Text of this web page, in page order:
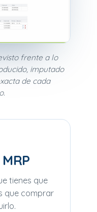
frente a lo
imputado
de cada
tienes que
que comprar